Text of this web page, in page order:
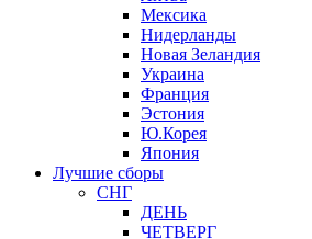
Мексика
Нидерланды
Новая Зеландия
Украина
Франция
Эстония
Ю.Корея
Япония
Лучшие сборы
СНГ
ДЕНЬ
ЧЕТВЕРГ